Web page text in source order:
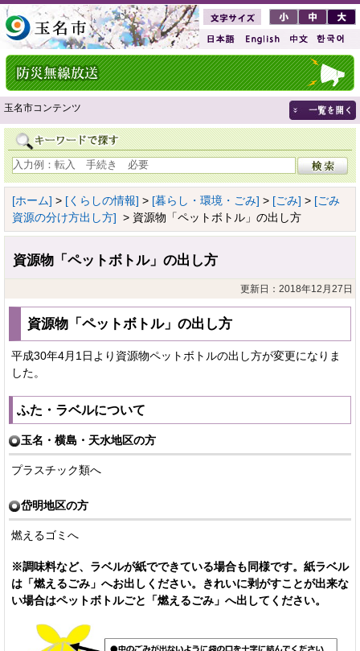
玉名市コンテンツ
[ホーム] > [くらしの情報] > [暮らし・環境・ごみ] > [ごみ] > [ごみ
資源の分け方出し方] > 資源物「ペットボトル」の出し方
資源物「ペットボトル」の出し方
更新日：2018年12月27日
資源物「ペットボトル」の出し方
平成30年4月1日より資源物ペットボトルの出し方が変更になりま
した。
ふた・ラベルについて
玉名・横島・天水地区の方
プラスチック類へ
岱明地区の方
燃えるゴミへ
※調味料など、ラベルが紙でできている場合も同様です。紙ラベル
は「燃えるごみ」へお出しください。きれいに剥がすことが出来な
い場合はペットボトルごと「燃えるごみ」へ出してください。